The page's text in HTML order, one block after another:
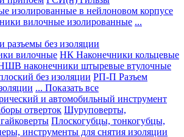
изолированные в нейлоновом корпусе
вилочные изолированные ...
разъемы без изоляции
вилочные НК Наконечники кольцевые
наконечники штыревые втулочные
без изоляции РП-П Разъем
... Показать все
и автомобильный инструмент
отверток Шуруповерты,
Плоскогубцы, тонкогубцы,
инструменты для снятия изоляции